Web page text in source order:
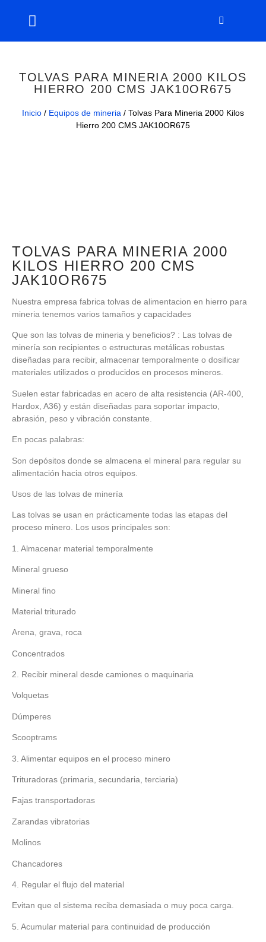
TOLVAS PARA MINERIA 2000 KILOS
HIERRO 200 CMS JAK10OR675
Inicio / Equipos de mineria / Tolvas Para Mineria 2000 Kilos
Hierro 200 CMS JAK10OR675
TOLVAS PARA MINERIA 2000
KILOS HIERRO 200 CMS
JAK10OR675
Nuestra empresa fabrica tolvas de alimentacion en hierro para
mineria tenemos varios tamaños y capacidades
Que son las tolvas de mineria y beneficios? : Las tolvas de
minería son recipientes o estructuras metálicas robustas
diseñadas para recibir, almacenar temporalmente o dosificar
materiales utilizados o producidos en procesos mineros.
Suelen estar fabricadas en acero de alta resistencia (AR-400,
Hardox, A36) y están diseñadas para soportar impacto,
abrasión, peso y vibración constante.
En pocas palabras:
Son depósitos donde se almacena el mineral para regular su
alimentación hacia otros equipos.
Usos de las tolvas de minería
Las tolvas se usan en prácticamente todas las etapas del
proceso minero. Los usos principales son:
1. Almacenar material temporalmente
Mineral grueso
Mineral fino
Material triturado
Arena, grava, roca
Concentrados
2. Recibir mineral desde camiones o maquinaria
Volquetas
Dúmperes
Scooptrams
3. Alimentar equipos en el proceso minero
Trituradoras (primaria, secundaria, terciaria)
Fajas transportadoras
Zarandas vibratorias
Molinos
Chancadores
4. Regular el flujo del material
Evitan que el sistema reciba demasiada o muy poca carga.
5. Acumular material para continuidad de producción